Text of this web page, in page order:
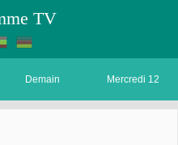
TV
Demain Mercredi 12